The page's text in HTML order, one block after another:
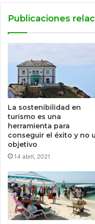
Publicaciones
La sostenibilidad en
turismo es una
herramienta para
conseguir el éxito y no
objetivo
14 abril, 2021